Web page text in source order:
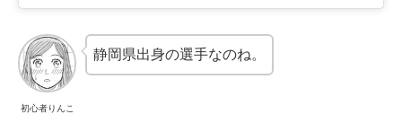
初心者りんこ
静岡県出身の選手なのね。